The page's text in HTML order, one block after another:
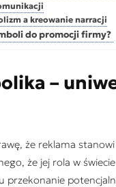
a kreowanie narracji
do promocji firmy?
–
że reklama
że jej rola w
przekonanie